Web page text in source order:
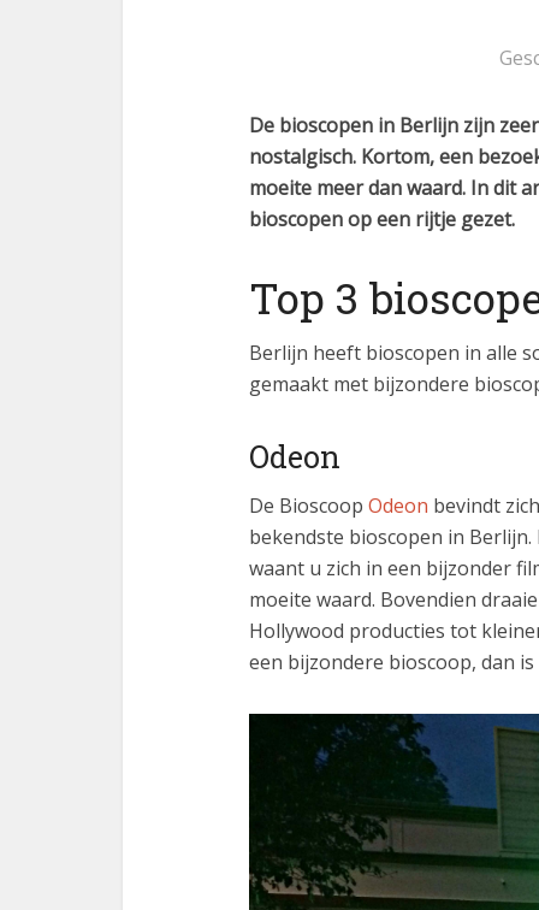
De bioscopen in Berlijn zijn
nostalgisch. Kortom, een
moeite meer dan waard. In dit
bioscopen op een rijtje gezet.
Top 3
Berlijn heeft bioscopen in alle
gemaakt met bijzondere
Odeon
De Bioscoop Odeon bevindt
bekendste bioscopen in
waant u zich in een bijzonder
moeite waard. Bovendien
Hollywood producties tot
een bijzondere bioscoop, dan